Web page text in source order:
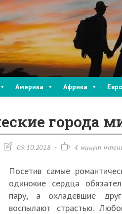
Америка Африка
города
Запись09.10.2018
Время4 минут
Посетив самые
одинокие сердца
пару, а охладевшие
воспылают страстью.